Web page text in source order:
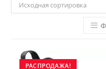
Исходная сортировка
РАСПРОДАЖА!